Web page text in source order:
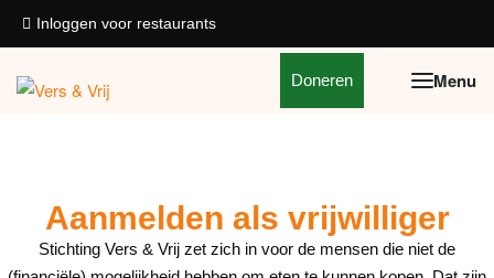
Inloggen voor restaurants
Doneren
Aanmelden als vrijwilliger
Stichting Vers & Vrij zet zich in voor de mensen die niet de